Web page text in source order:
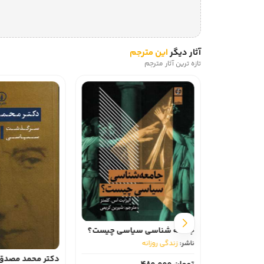
آثار دیگراین مترجم
تازه ترین آثار مترجم
جامعه شناسی سیاسی چیست؟
ناشر:زندگی روزانه
دکتر محمد